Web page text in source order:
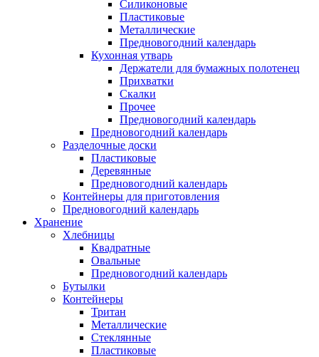
Силиконовые
Пластиковые
Металлические
Предновогодний календарь
Кухонная утварь
Держатели для бумажных полотенец
Прихватки
Скалки
Прочее
Предновогодний календарь
Предновогодний календарь
Разделочные доски
Пластиковые
Деревянные
Предновогодний календарь
Контейнеры для приготовления
Предновогодний календарь
Хранение
Хлебницы
Квадратные
Овальные
Предновогодний календарь
Бутылки
Контейнеры
Тритан
Металлические
Стеклянные
Пластиковые